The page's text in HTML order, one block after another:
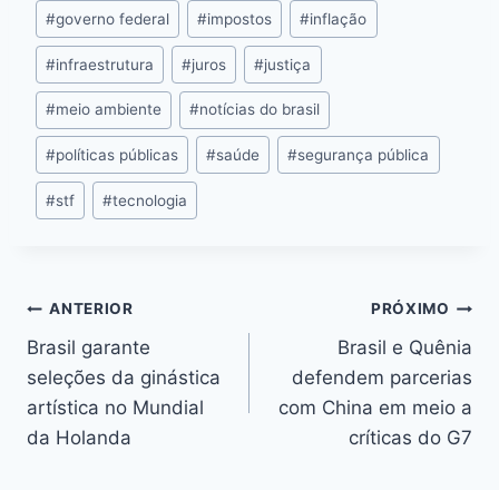
#governo federal #impostos #inflação
#infraestrutura #juros #justiça
#meio ambiente #notícias do brasil
#políticas públicas #saúde #segurança pública
#stf #tecnologia
ANTERIOR
Brasil garante
seleções da ginástica
artística no Mundial
da Holanda
PRÓXIMO
Brasil e Quênia
defendem parcerias
com China em meio a
críticas do G7